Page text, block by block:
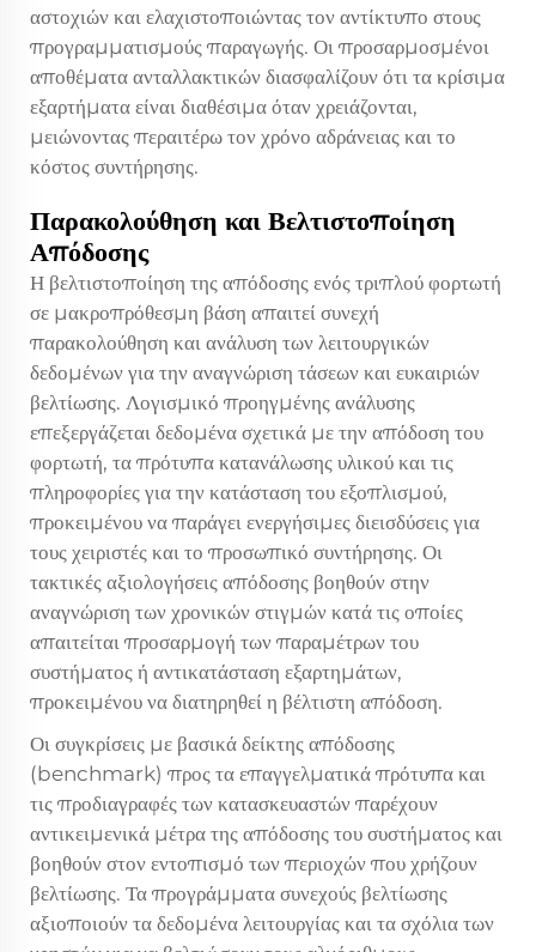
αστοχιών και ελαχιστοποιώντας τον αντίκτυπο στους
προγραμματισμούς παραγωγής. Οι προσαρμοσμένοι
αποθέματα ανταλλακτικών διασφαλίζουν ότι τα κρίσιμα
εξαρτήματα είναι διαθέσιμα όταν χρειάζονται,
μειώνοντας περαιτέρω τον χρόνο αδράνειας και το
κόστος συντήρησης.
Παρακολούθηση και Βελτιστοποίηση
Απόδοσης
Η βελτιστοποίηση της απόδοσης ενός τριπλού φορτωτή
σε μακροπρόθεσμη βάση απαιτεί συνεχή
παρακολούθηση και ανάλυση των λειτουργικών
δεδομένων για την αναγνώριση τάσεων και ευκαιριών
βελτίωσης. Λογισμικό προηγμένης ανάλυσης
επεξεργάζεται δεδομένα σχετικά με την απόδοση του
φορτωτή, τα πρότυπα κατανάλωσης υλικού και τις
πληροφορίες για την κατάσταση του εξοπλισμού,
προκειμένου να παράγει ενεργήσιμες διεισδύσεις για
τους χειριστές και το προσωπικό συντήρησης. Οι
τακτικές αξιολογήσεις απόδοσης βοηθούν στην
αναγνώριση των χρονικών στιγμών κατά τις οποίες
απαιτείται προσαρμογή των παραμέτρων του
συστήματος ή αντικατάσταση εξαρτημάτων,
προκειμένου να διατηρηθεί η βέλτιστη απόδοση.
Οι συγκρίσεις με βασικά δείκτης απόδοσης
(benchmark) προς τα επαγγελματικά πρότυπα και
τις προδιαγραφές των κατασκευαστών παρέχουν
αντικειμενικά μέτρα της απόδοσης του συστήματος και
βοηθούν στον εντοπισμό των περιοχών που χρήζουν
βελτίωσης. Τα προγράμματα συνεχούς βελτίωσης
αξιοποιούν τα δεδομένα λειτουργίας και τα σχόλια των